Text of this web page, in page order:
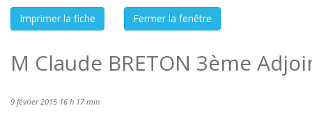
M Claude BRETON 3ème
9 février 2015 16 h 17 min